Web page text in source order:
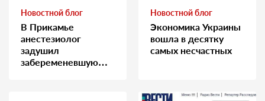
Новостной блог
В Прикамье
анестезиолог
задушил
забеременевшую
Новостной блог
Экономика Украины
вошла в десятку
самых несчастных